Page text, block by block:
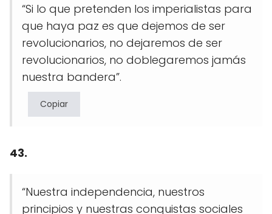
“Si lo que pretenden los imperialistas para
que haya paz es que dejemos de ser
revolucionarios, no dejaremos de ser
revolucionarios, no doblegaremos jamás
nuestra bandera”.
Copiar
43.
“Nuestra independencia, nuestros
principios y nuestras conquistas sociales